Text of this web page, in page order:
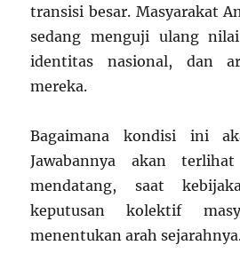
transisi besar. Masyarakat
sedang menguji ulang
identitas nasional, dan
mereka.
Bagaimana kondisi ini
Jawabannya akan
mendatang, saat
keputusan kolektif
menentukan arah